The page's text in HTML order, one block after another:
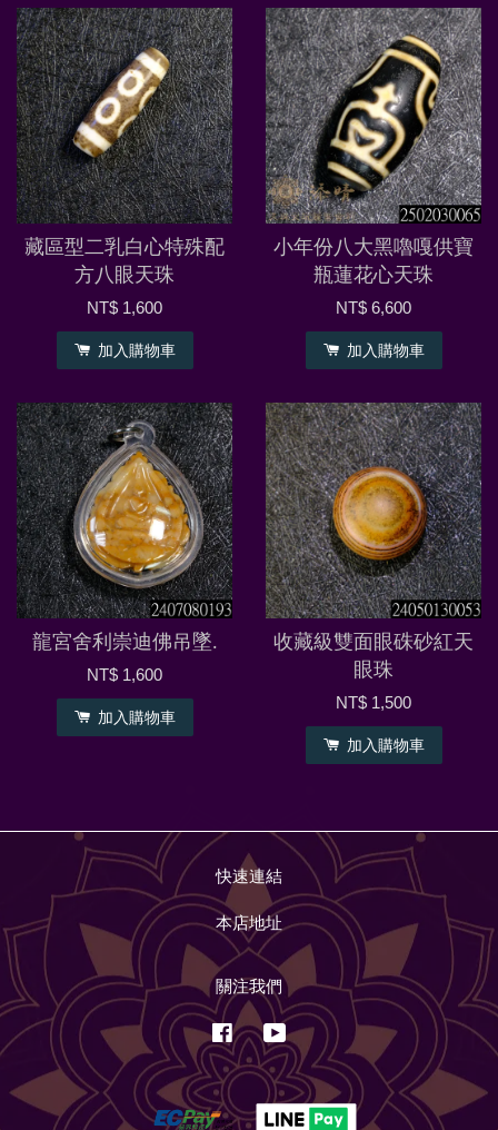
藏區型二乳白心特殊配
方八眼天珠
NT$ 1,600
加入購物車
小年份八大黑嚕嘎供寶
瓶蓮花心天珠
NT$ 6,600
加入購物車
龍宮舍利崇迪佛吊墜.
NT$ 1,600
加入購物車
收藏級雙面眼硃砂紅天
眼珠
NT$ 1,500
加入購物車
快速連結
本店地址
關注我們
FacebookYouTube